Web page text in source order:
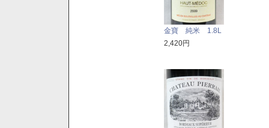
金寶 純米 1.8L
2,420円